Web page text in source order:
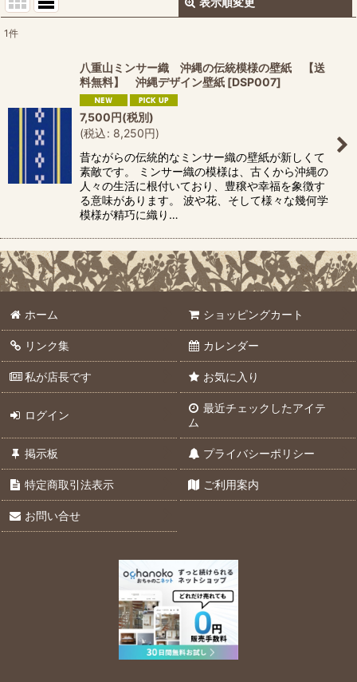
絞り込む
1件
八重山ミンサー織 沖縄の伝統模様の壁紙 【送
料無料】 沖縄デザイン壁紙 [DSP007]
7,500円(税別)
(税込: 8,250円)
昔ながらの伝統的なミンサー織の壁紙が新しくて
素敵です。 ミンサー織の模様は、古くから沖縄の
人々の生活に根付いており、豊穣や幸福を象徴す
る意味があります。 波や花、そして様々な幾何学
模様が精巧に織り…
ホーム ショッピングカート
リンク集 カレンダー
私が店長です お気に入り
ログイン
最近チェックしたアイテ
ム
掲示板 プライバシーポリシー
特定商取引法表示 ご利用案内
お問い合せ